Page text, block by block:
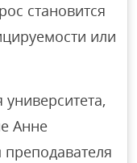
становится
или
Анне